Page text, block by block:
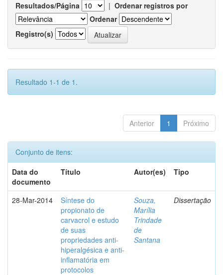
Resultados/Página | Ordenar registros por
Ordenar
Registro(s)
Resultado 1-1 de 1.
Anterior 1 Próximo
Conjunto de itens:
Data do
documento
Título Autor(es) Tipo
28-Mar-2014
Síntese do
propionato de
carvacrol e estudo
de suas
propriedades anti-
hiperalgésica e anti-
inflamatória em
protocolos
Souza,
Marília
Trindade
de
Santana
Dissertação